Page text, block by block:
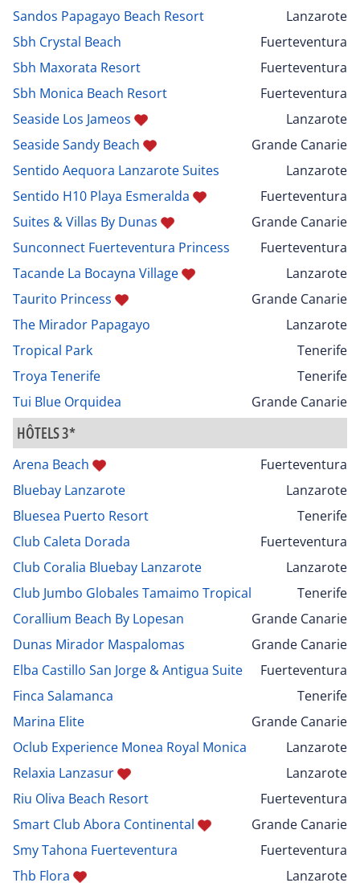
Sandos Papagayo Beach Resort
Lanzarote
Sbh Crystal Beach
Fuerteventura
Sbh Maxorata Resort
Fuerteventura
Sbh Monica Beach Resort
Fuerteventura
Seaside Los Jameos
Lanzarote
Seaside Sandy Beach
Grande Canarie
Sentido Aequora Lanzarote Suites
Lanzarote
Sentido H10 Playa Esmeralda
Fuerteventura
Suites & Villas By Dunas
Grande Canarie
Sunconnect Fuerteventura Princess
Fuerteventura
Tacande La Bocayna Village
Lanzarote
Taurito Princess
Grande Canarie
The Mirador Papagayo
Lanzarote
Tropical Park
Tenerife
Troya Tenerife
Tenerife
Tui Blue Orquidea
Grande Canarie
HÔTELS 3*
Arena Beach
Fuerteventura
Bluebay Lanzarote
Lanzarote
Bluesea Puerto Resort
Tenerife
Club Caleta Dorada
Fuerteventura
Club Coralia Bluebay Lanzarote
Lanzarote
Club Jumbo Globales Tamaimo Tropical
Tenerife
Corallium Beach By Lopesan
Grande Canarie
Dunas Mirador Maspalomas
Grande Canarie
Elba Castillo San Jorge & Antigua Suite
Fuerteventura
Finca Salamanca
Tenerife
Marina Elite
Grande Canarie
Oclub Experience Monea Royal Monica
Lanzarote
Relaxia Lanzasur
Lanzarote
Riu Oliva Beach Resort
Fuerteventura
Smart Club Abora Continental
Grande Canarie
Smy Tahona Fuerteventura
Fuerteventura
Thb Flora
Lanzarote